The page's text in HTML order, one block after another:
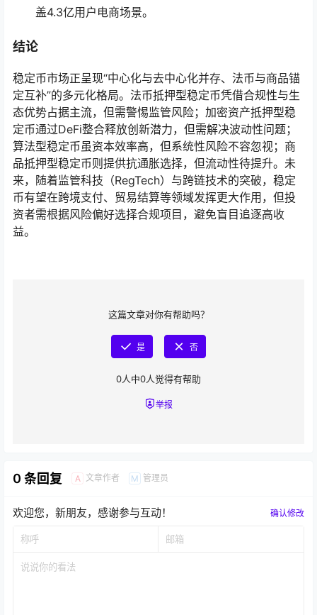
盖4.3亿用户电商场景。
结论
稳定币市场正呈现“中心化与去中心化并存、法币与商品锚
定互补”的多元化格局。法币抵押型稳定币凭借合规性与生
态优势占据主流，但需警惕监管风险；加密资产抵押型稳
定币通过DeFi整合释放创新潜力，但需解决波动性问题；
算法型稳定币虽资本效率高，但系统性风险不容忽视；商
品抵押型稳定币则提供抗通胀选择，但流动性待提升。未
来，随着监管科技（RegTech）与跨链技术的突破，稳定
币有望在跨境支付、贸易结算等领域发挥更大作用，但投
资者需根据风险偏好选择合规项目，避免盲目追逐高收
益。
这篇文章对你有帮助吗？
是 否
0人中0人觉得有帮助
举报
0 条回复 A 文章作者 M 管理员
欢迎您，新朋友，感谢参与互动！ 确认修改